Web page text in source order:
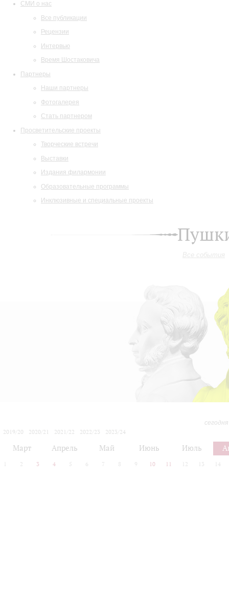
СМИ о нас
Все публикации
Рецензии
Интервью
Время Шостаковича
Партнеры
Наши партнеры
Фотогалерея
Стать партнером
Просветительские проекты
Творческие встречи
Выставки
Издания филармонии
Образовательные программы
Инклюзивные и специальные проекты
Все события
2019/20
2020/21 2021/22 2022/23
2023/24
Март Апрель Май Июнь Июль
2 3 4 5 6 7 8 9 10 11 12 13 14